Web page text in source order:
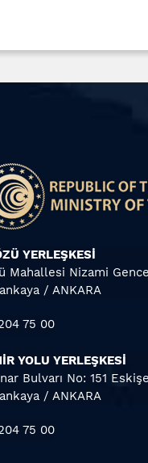
YERLEŞKESİ
Mahallesi Nizami
/ ANKARA
75 00
YOLU YERLEŞKESİ
Bulvarı No: 151
/ ANKARA
75 00